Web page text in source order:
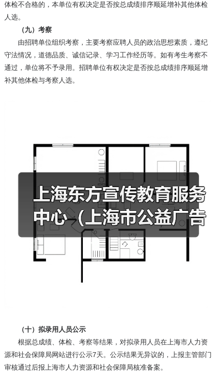
体检不合格的，本单位有权决定是否按总成绩排序顺延增补其他体检
人选。
（九）考察
由招聘单位组织考察，主要考察应聘人员的政治思想素质，遵纪
守法情况，道德品质、诚信记录、学习工作经历等。如有考生考察不
通过，单位将不予录用。招聘单位有权决定是否按总成绩排序顺延增
补其他体检与考察人选。
（十）拟录用人员公示
根据总成绩、体检、考察等结果，对拟录用人员在上海市人力资
源和社会保障局网站进行公示7天。公示结果无异议的，上报主管部门
审核通过后报上海市人力资源和社会保障局核准备案。